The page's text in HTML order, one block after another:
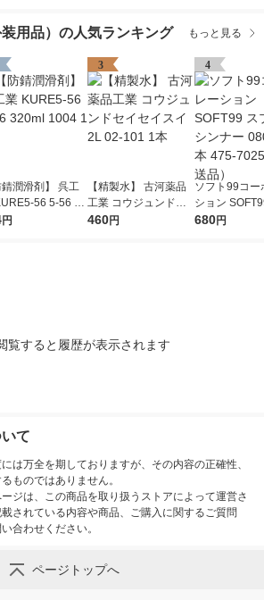
用品）の人気ランキング もっと見る
錆潤滑剤】 呉工
56 5-56 32
1本
円
3
【精製水】 古河薬品
工業 コウジュンドセ
イセイスイ2L 02-101
460円
4
ソフト99コー
ション
レーシンナー
680円
覧すると履歴が表示されます
て
は万全を期しておりますが、その内容の正確性、
ものではありません。
ジは、この商品を取り扱うストアによって運営さ
されている内容や商品、ご購入に関するご質問
合わせください。
ページトップへ